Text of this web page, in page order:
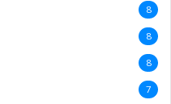
8
8
8
7